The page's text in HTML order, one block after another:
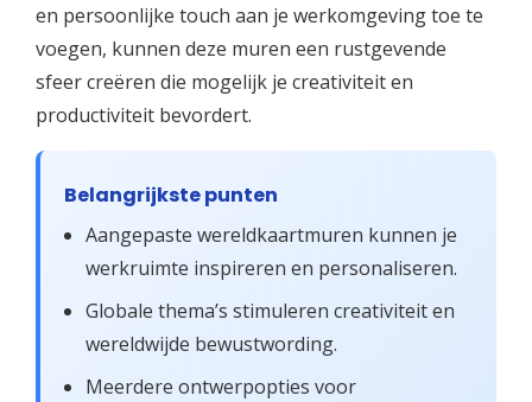
en persoonlijke touch aan je werkomgeving toe te
voegen, kunnen deze muren een rustgevende
sfeer creëren die mogelijk je creativiteit en
productiviteit bevordert.
Belangrijkste punten
Aangepaste wereldkaartmuren kunnen je
werkruimte inspireren en personaliseren.
Globale thema’s stimuleren creativiteit en
wereldwijde bewustwording.
Meerdere ontwerpopties voor